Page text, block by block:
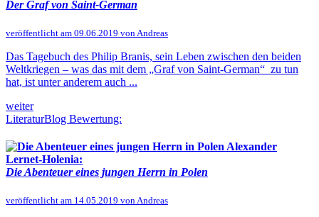
Der Graf von Saint-German
veröffentlicht am 09.06.2019 von Andreas
Das Tagebuch des Philip Branis, sein Leben zwischen den beiden
Weltkriegen – was das mit dem „Graf von Saint-German“ zu tun
hat, ist unter anderem auch ...
weiter
LiteraturBlog Bewertung:
Alexander
Lernet-Holenia:
Die Abenteuer eines jungen Herrn in Polen
veröffentlicht am 14.05.2019 von Andreas